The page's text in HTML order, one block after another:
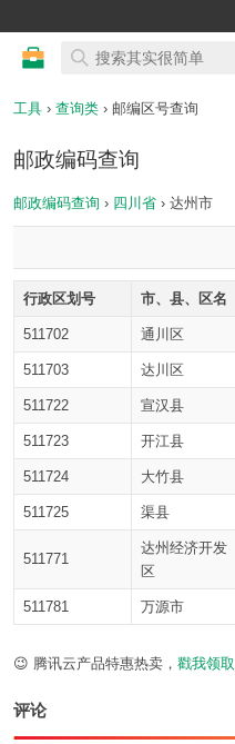
工具 › 查询类 › 邮编区号查询
邮政编码查询
邮政编码查询 › 四川省 › 达州市
行政区划号 市、县、区名
511702 通川区
511703 达川区
511722 宣汉县
511723 开江县
511724 大竹县
511725 渠县
511771
达州经济开发
区
511781 万源市
😉 腾讯云产品特惠热卖， 戳我领取
评论